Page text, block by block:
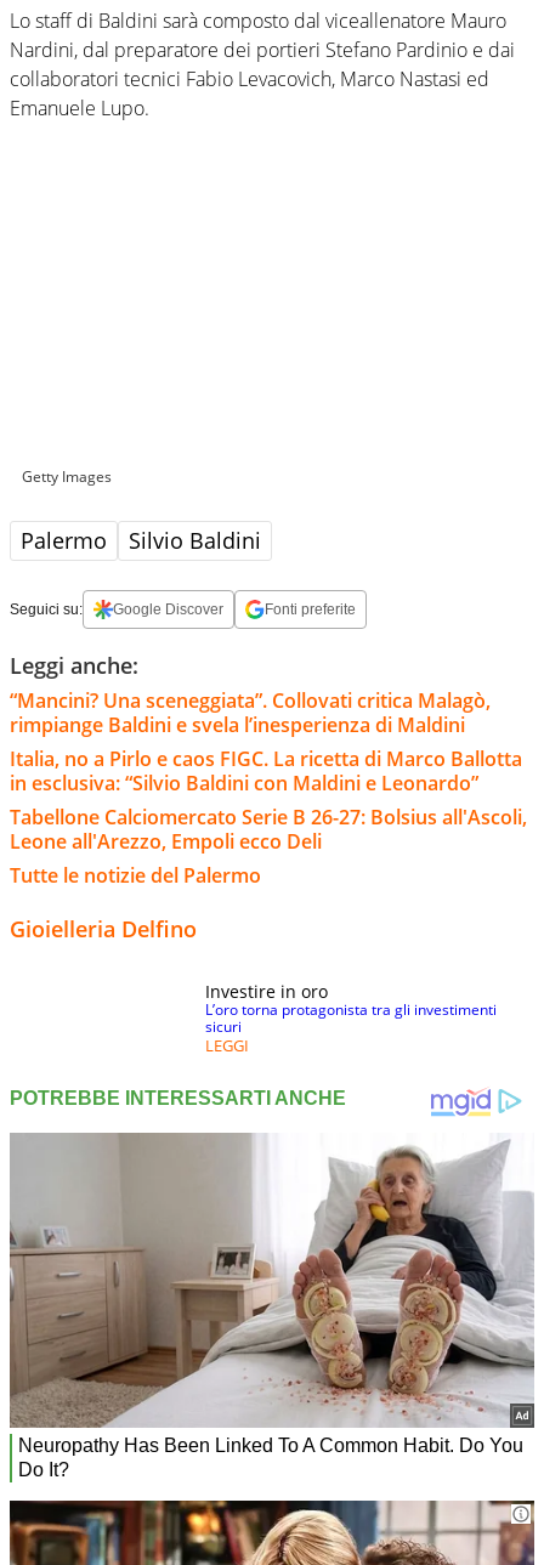
Lo staff di Baldini sarà composto dal viceallenatore Mauro
Nardini, dal preparatore dei portieri Stefano Pardinio e dai
collaboratori tecnici Fabio Levacovich, Marco Nastasi ed
Emanuele Lupo.
Getty Images
Palermo Silvio Baldini
Seguici su: Google Discover Fonti preferite
Leggi anche:
“Mancini? Una sceneggiata”. Collovati critica Malagò,
rimpiange Baldini e svela l’inesperienza di Maldini
Italia, no a Pirlo e caos FIGC. La ricetta di Marco Ballotta
in esclusiva: “Silvio Baldini con Maldini e Leonardo”
Tabellone Calciomercato Serie B 26-27: Bolsius all'Ascoli,
Leone all'Arezzo, Empoli ecco Deli
Tutte le notizie del Palermo
Gioielleria Delfino
Investire in oro
L’oro torna protagonista tra gli investimenti
sicuri
LEGGI